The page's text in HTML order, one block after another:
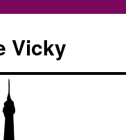
Vicky